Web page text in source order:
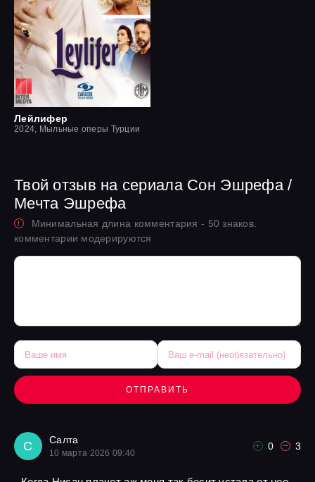
Лейлифер
2024, Мыльные оперы Турции
Твой отзыв на сериала Сон Эшрефа /
Мечта Эшрефа
Минимальная длина комментария - 50 знаков.
комментарии модерируются
ОТПРАВИТЬ
С Салта
10 марта 2026 09:40
0 3